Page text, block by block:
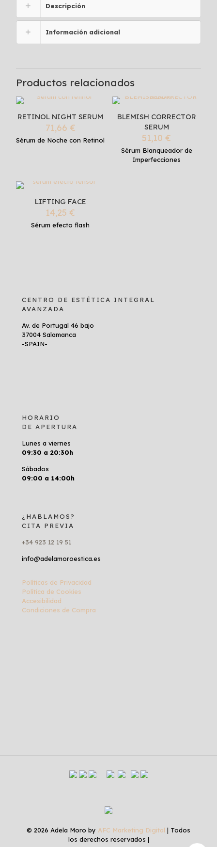
Descripción
Información adicional
Productos relacionados
RETINOL NIGHT SERUM
71,66 €
Sérum de Noche con Retinol
BLEMISH CORRECTOR
SERUM
51,10€
Sérum Blanqueador de
Imperfecciones
LIFTING FACE
14,25€
Sérum efecto flash
CENTRO DE ESTÉTICA INTEGRAL
AVANZADA
Av. de Portugal 46 bajo
37004 Salamanca
-SPAIN-
HORARIO
DE APERTURA
Lunes a viernes
09:30 a 20:30h
Sábados
09:00 a 14:00h
¿HABLAMOS?
CITA PREVIA
+34 923 12 19 51
info@adelamoroestica.es
Políticas de Privacidad
Política de Cookies
Accesibilidad
Condiciones de Compra
© 2026 Adela Moro by AFC Marketing Digital | Todos
los derechos reservados |